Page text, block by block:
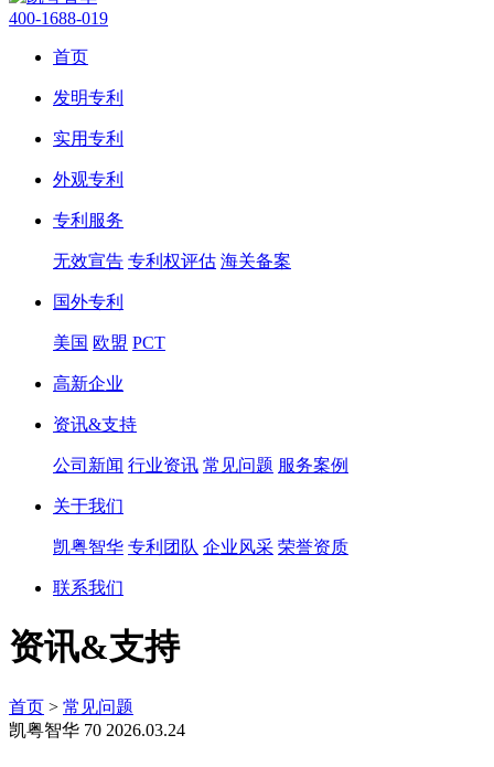
400-1688-019
首页
发明专利
实用专利
外观专利
专利服务
无效宣告 专利权评估 海关备案
国外专利
美国 欧盟 PCT
高新企业
资讯&支持
公司新闻 行业资讯 常见问题 服务案例
关于我们
凯粤智华 专利团队 企业风采 荣誉资质
联系我们
资讯&支持
首页 > 常见问题
凯粤智华 70 2026.03.24